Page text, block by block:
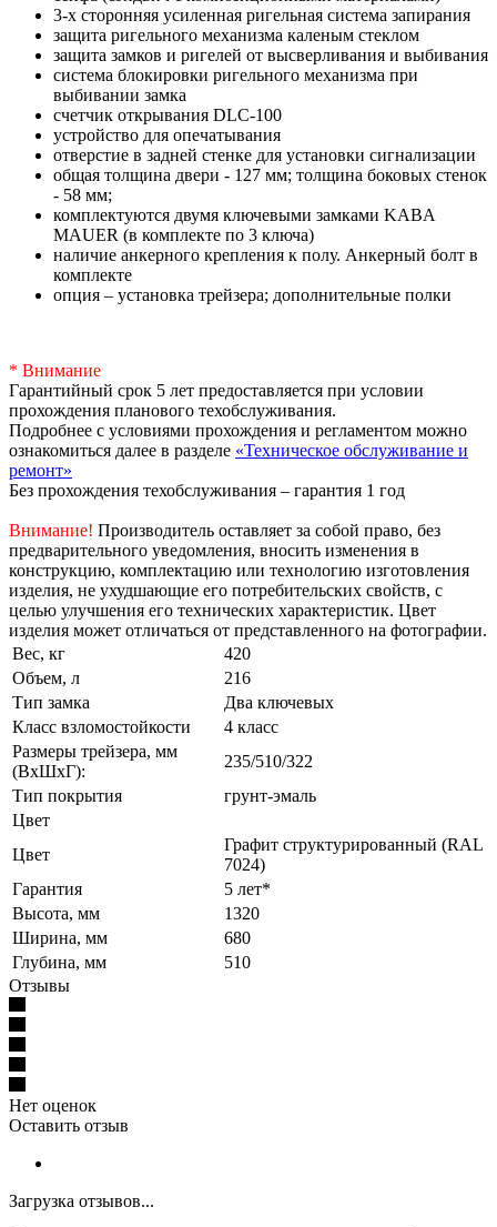
3-х сторонняя усиленная ригельная система запирания
защита ригельного механизма каленым стеклом
защита замков и ригелей от высверливания и выбивания
система блокировки ригельного механизма при
выбивании замка
счетчик открывания DLC-100
устройство для опечатывания
отверстие в задней стенке для установки сигнализации
общая толщина двери - 127 мм; толщина боковых стенок
- 58 мм;
комплектуются двумя ключевыми замками KABA
MAUER (в комплекте по 3 ключа)
наличие анкерного крепления к полу. Анкерный болт в
комплекте
опция – установка трейзера; дополнительные полки
* Внимание
Гарантийный срок 5 лет предоставляется при условии
прохождения планового техобслуживания.
Подробнее с условиями прохождения и регламентом можно
ознакомиться далее в разделе «Техническое обслуживание и
ремонт»
Без прохождения техобслуживания – гарантия 1 год
Внимание! Производитель оставляет за собой право, без
предварительного уведомления, вносить изменения в
конструкцию, комплектацию или технологию изготовления
изделия, не ухудшающие его потребительских свойств, с
целью улучшения его технических характеристик. Цвет
изделия может отличаться от представленного на фотографии.
Вес, кг
420
Объем, л
216
Тип замка
Два ключевых
Класс взломостойкости
4 класс
Размеры трейзера, мм
(ВхШхГ):
235/510/322
Тип покрытия
грунт-эмаль
Цвет
Цвет
Графит структурированный (RAL
7024)
Гарантия
5 лет*
Высота, мм
1320
Ширина, мм
680
Глубина, мм
510
Отзывы
Нет оценок
Оставить отзыв
Загрузка отзывов...